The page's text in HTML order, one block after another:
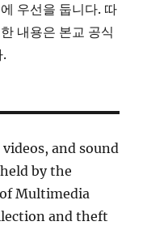
우선을 둡니다. 따
내용은 본교 공식
.
and sound
by the
Multimedia
and theft